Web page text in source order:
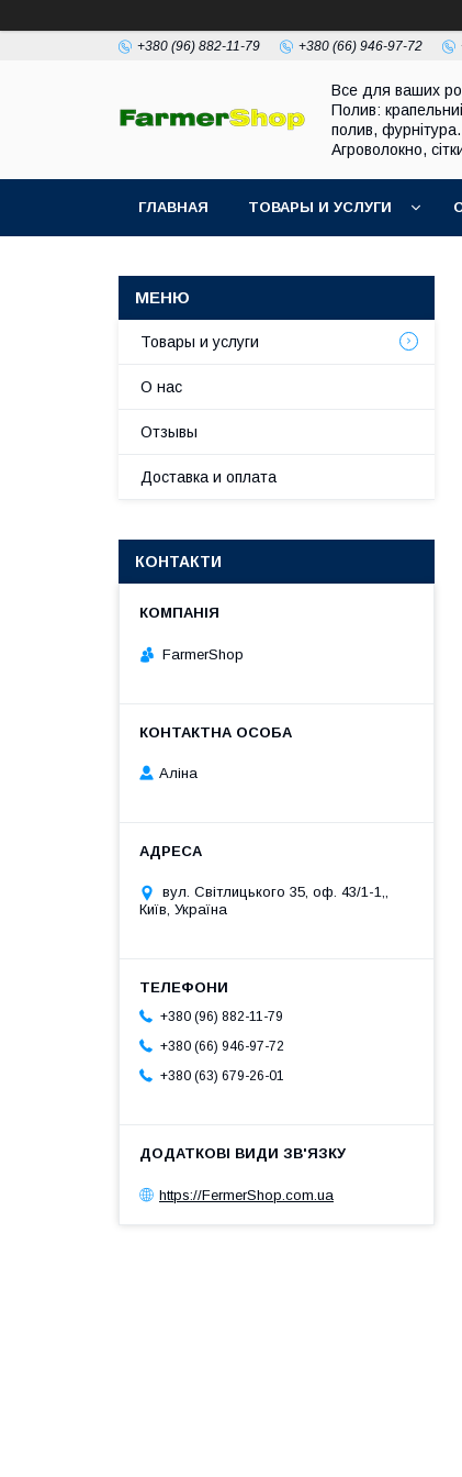
+380 (96) 882-11-79 +380 (66) 946-97-72
Все для ваших
Полив:
полив, фурнітура.
Агроволокно,
ГЛАВНАЯ ТОВАРЫ И УСЛУГИ
Товары и услуги
О нас
Отзывы
Доставка и оплата
КОНТАКТИ
FarmerShop
Аліна
вул. Світлицького 35, оф. 43/1-1,,
Київ, Україна
+380 (96) 882-11-79
+380 (66) 946-97-72
+380 (63) 679-26-01
https://FermerShop.com.ua